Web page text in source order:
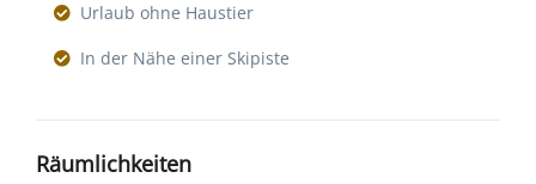
Urlaub ohne Haustier
In der Nähe einer Skipiste
Räumlichkeiten